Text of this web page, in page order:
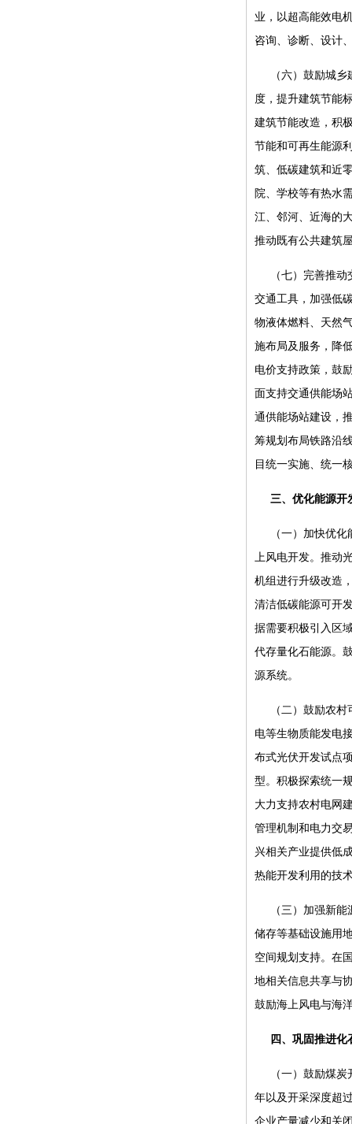
业，以超高能效电
咨询、诊断、设计
（六）鼓励城
度，提升建筑节能
建筑节能改造，积
节能和可再生能源
筑、低碳建筑和近
院、学校等有热水
江、邻河、近海的
推动既有公共建筑
（七）完善推
交通工具，加强低
物液体燃料、天然
施布局及服务，降
电价支持政策，鼓
面支持交通供能场
通供能场站建设，
筹规划布局铁路沿
目统一实施、统一
三、优化能源开
（一）加快优
上风电开发。推动
机组进行升级改造
清洁低碳能源可开
据需要积极引入区
代存量化石能源。
源系统。
（二）鼓励农
电等生物质能发电
布式光伏开发试点
型。积极探索统一
大力支持农村电网
管理机制和电力交
兴相关产业提供低
热能开发利用的技
（三）加强新
储存等基础设施用
空间规划支持。在
地相关信息共享与
鼓励海上风电与海
四、巩固推进化
（一）鼓励煤
年以及开采深度超
企业产量减少和关